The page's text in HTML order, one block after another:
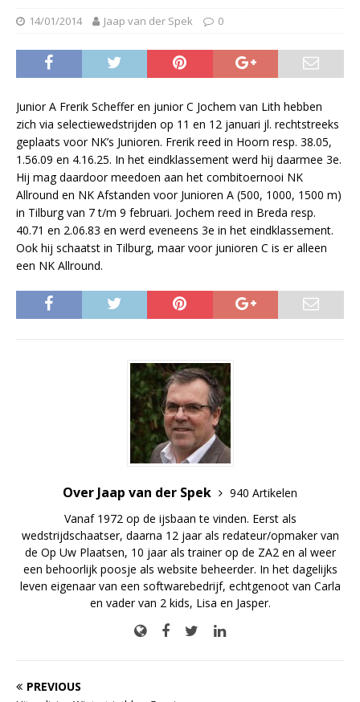
14/01/2014 Jaap van der Spek 0
Junior A Frerik Scheffer en junior C Jochem van Lith hebben
zich via selectiewedstrijden op 11 en 12 januari jl. rechtstreeks
geplaats voor NK’s Junioren. Frerik reed in Hoorn resp. 38.05,
1.56.09 en 4.16.25. In het eindklassement werd hij daarmee 3e.
Hij mag daardoor meedoen aan het combitoernooi NK
Allround en NK Afstanden voor Junioren A (500, 1000, 1500 m)
in Tilburg van 7 t/m 9 februari. Jochem reed in Breda resp.
40.71 en 2.06.83 en werd eveneens 3e in het eindklassement.
Ook hij schaatst in Tilburg, maar voor junioren C is er alleen
een NK Allround.
Over Jaap van der Spek
940 Artikelen
Vanaf 1972 op de ijsbaan te vinden. Eerst als
wedstrijdschaatser, daarna 12 jaar als redateur/opmaker van
de Op Uw Plaatsen, 10 jaar als trainer op de ZA2 en al weer
een behoorlijk poosje als website beheerder. In het dagelijks
leven eigenaar van een softwarebedrijf, echtgenoot van Carla
en vader van 2 kids, Lisa en Jasper.
PREVIOUS